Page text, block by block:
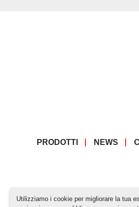
Utilizziamo i cookie per migliorare la tua
PRODOTTI NEWS